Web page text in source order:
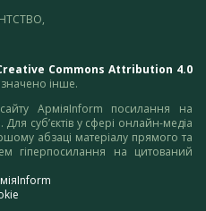
Commons Attribution 4.0
інше.
АрміяInform посилання на
Для суб’єктів у сфері онлайн-медіа
абзаці матеріалу прямого та
гіперпосилання на цитований